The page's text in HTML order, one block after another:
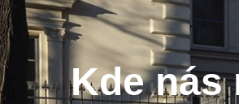
Kde nás